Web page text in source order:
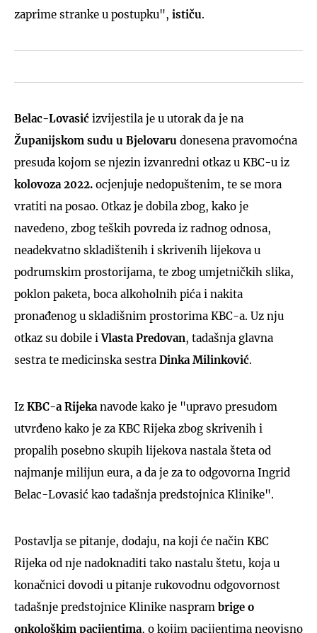
zaprime stranke u postupku", ističu.
Belac-Lovasić izvijestila je u utorak da je na
Županijskom sudu u Bjelovaru donesena pravomoćna
presuda kojom se njezin izvanredni otkaz u KBC-u iz
kolovoza 2022. ocjenjuje nedopuštenim, te se mora
vratiti na posao. Otkaz je dobila zbog, kako je
navedeno, zbog teških povreda iz radnog odnosa,
neadekvatno skladištenih i skrivenih lijekova u
podrumskim prostorijama, te zbog umjetničkih slika,
poklon paketa, boca alkoholnih pića i nakita
pronađenog u skladišnim prostorima KBC-a. Uz nju
otkaz su dobile iVlasta Predovan, tadašnja glavna
sestra te medicinska sestra Dinka Milinković.
Iz KBC-a Rijeka navode kako je "upravo presudom
utvrđeno kako je za KBC Rijeka zbog skrivenih i
propalih posebno skupih lijekova nastala šteta od
najmanje milijun eura, a da je za to odgovorna Ingrid
Belac-Lovasić kao tadašnja predstojnica Klinike".
Postavlja se pitanje, dodaju, na koji će način KBC
Rijeka od nje nadoknaditi tako nastalu štetu, koja u
konačnici dovodi u pitanje rukovodnu odgovornost
tadašnje predstojnice Klinike naspram brige o
onkološkim pacijentima, o kojim pacijentima neovisno